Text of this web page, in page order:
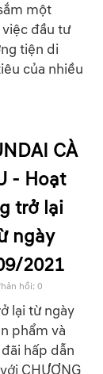
một
đầu tư
tiện di
của nhiều
CÀ
- Hoạt
trở lại
ngày
2021
hồi: 0
lại từ ngày
phẩm và
hấp dẫn